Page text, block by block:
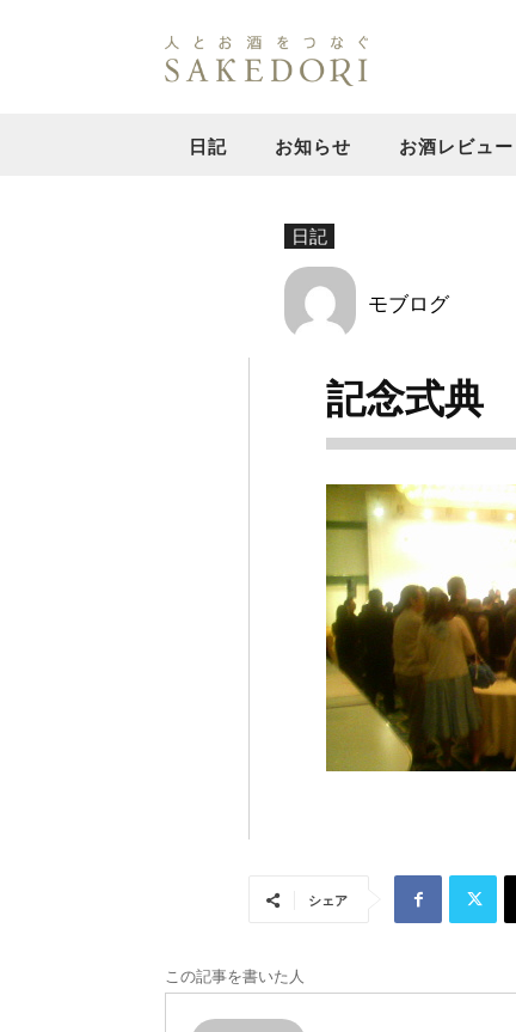
日記 お知らせ お酒レビュー
日記
モブログ
記念式典
シェア
この記事を書いた人